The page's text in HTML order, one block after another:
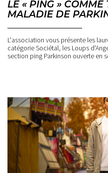
LE « PING » COMME
MALADIE DE
L'association vous présente les
catégorie Sociétal, les Loups
section ping Parkinson ouverte en